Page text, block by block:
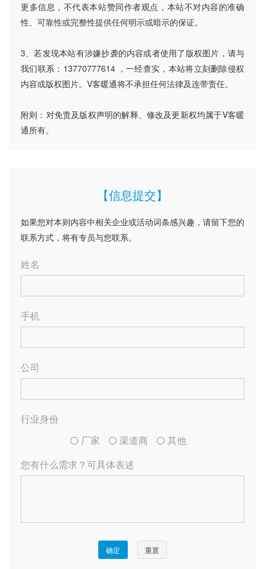
更多信息，不代表本站赞同作者观点，本站不对内容的准确
性、可靠性或完整性提供任何明示或暗示的保证。
3、若发现本站有涉嫌抄袭的内容或者使用了版权图片，请与
我们联系：13770777614 ，一经查实，本站将立刻删除侵权
内容或版权图片。V客暖通将不承担任何法律及连带责任。
附则：对免责及版权声明的解释、修改及更新权均属于V客暖
通所有。